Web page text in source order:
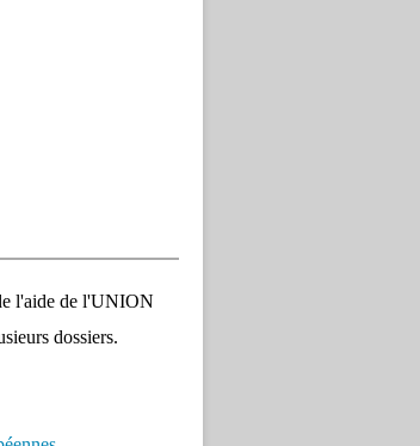
l'aide de l'UNION
dossiers.